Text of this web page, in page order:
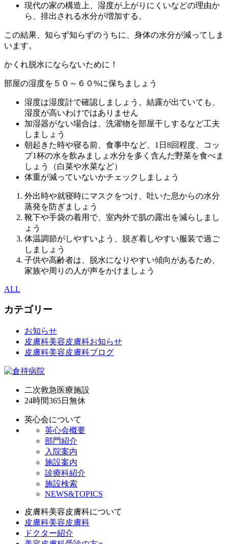
現代の家の構造上、湿度が上がりにくいなどの理由か
ら、 排出される水分が増加する。
この結果、知らず知らずのうちに、 身体の水分が減ってしま
います。
かくれ脱水にならないために！
部屋の湿度を５０～６０%に保ちましょう
湿度は湿度計で確認しましょう。結露が出ていても、
湿度が高いわけではありません
加湿器がない場合は、洗濯物を部屋干しするなど工夫
しましょう
朝起きた時や寝る前、食事中など、1日8回程度、
コッ
プ1杯の水を飲みましょ水分を多く含んだ野菜を食べま
しょう（白菜や水菜など）
体重が減っていないかチェックしましょう
外出時や就寝時にマスクをつけ、 吐いた息からの水分
蒸発を防ぎましょう
靴下や手袋の着用で、室内外で肌の露出を減らしまし
ょう
体温調節がしやすいよう、脱ぎ着しやすい服装で過ご
しましょう
子供や高齢者は、脱水になりやすい傾向があるため、
家族や周りの人が声をかけましょう
ALL
カテゴリー
お知らせ
皮膚科美容皮膚科お知らせ
皮膚科美容皮膚科ブログ
二次救急医療施設
24時間365日 無休
英心会について
英心会概要
部門紹介
入院案内
施設案内
診療科紹介
施設検索
NEWS&TOPICS
皮膚科美容皮膚科について
皮膚科美容皮膚科
ドクター紹介